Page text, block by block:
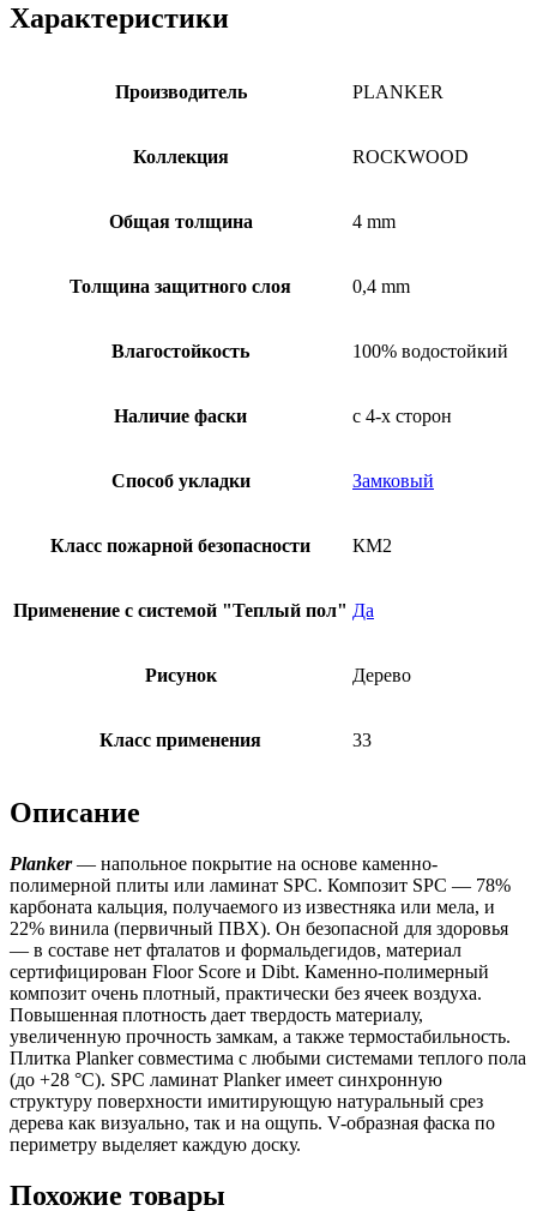
Характеристики
Производитель PLANKER
Коллекция ROCKWOOD
Общая толщина 4 mm
Толщина защитного слоя 0,4 mm
Влагостойкость 100% водостойкий
Наличие фаски с 4-х сторон
Способ укладки Замковый
Класс пожарной безопасности КМ2
Применение с системой "Теплый пол" Да
Рисунок Дерево
Класс применения 33
Описание
Planker— напольное покрытие на основе каменно-
полимерной плиты или ламинат SPC. Композит SPC — 78%
карбоната кальция, получаемого из известняка или мела, и
22% винила (первичный ПВХ). Он безопасной для здоровья
— в составе нет фталатов и формальдегидов, материал
сертифицирован Floor Score и Dibt. Каменно-полимерный
композит очень плотный, практически без ячеек воздуха.
Повышенная плотность дает твердость материалу,
увеличенную прочность замкам, а также термостабильность.
Плитка Planker совместима с любыми системами теплого пола
(до +28 °C). SPC ламинат Planker имеет синхронную
структуру поверхности имитирующую натуральный срез
дерева как визуально, так и на ощупь. V-образная фаска по
периметру выделяет каждую доску.
Похожие товары